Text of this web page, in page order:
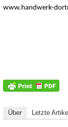
www.handwerk-
Über Letzte Artikel